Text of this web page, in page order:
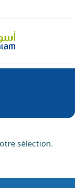
sélection.